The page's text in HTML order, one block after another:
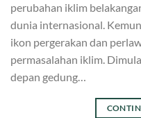
perubahan iklim
dunia internasional.
ikon pergerakan dan
permasalahan iklim.
depan gedung…